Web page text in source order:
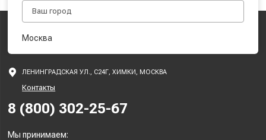
Москва
ЛЕНИНГРАДСКАЯ УЛ., С24Г, ХИМКИ, МОСКВА
Контакты
8 (800) 302-25-67
Мы принимаем: